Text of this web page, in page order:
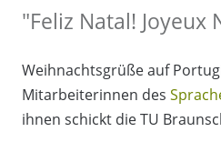
"Feliz Natal! Joyeux
Weihnachtsgrüße auf
Mitarbeiterinnen des
ihnen schickt die TU